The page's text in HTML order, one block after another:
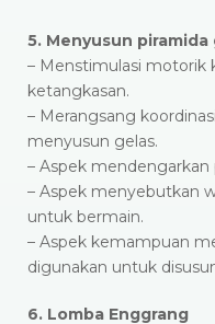
5. Menyusun piramida
– Menstimulasi motorik
ketangkasan.
– Merangsang
menyusun gelas.
– Aspek mendengarkan
– Aspek menyebutkan
untuk bermain.
– Aspek kemampuan
digunakan untuk
6. Lomba Enggrang